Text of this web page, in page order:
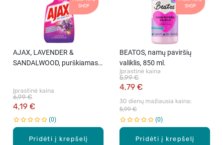
SHOP
Pridėti į krepšelį
AJAX, LAVENDER &
SANDALWOOD, purškiamas
Įprastinė kaina
4,19 €
6,99 €
0
SHOP
Pridėti į krepšelį
BEATOS, namų paviršių
valiklis, 850 ml.
Įprastinė kaina
4,79 €
5,99 €
30 dienų mažiausia kaina:
5,99 €
0